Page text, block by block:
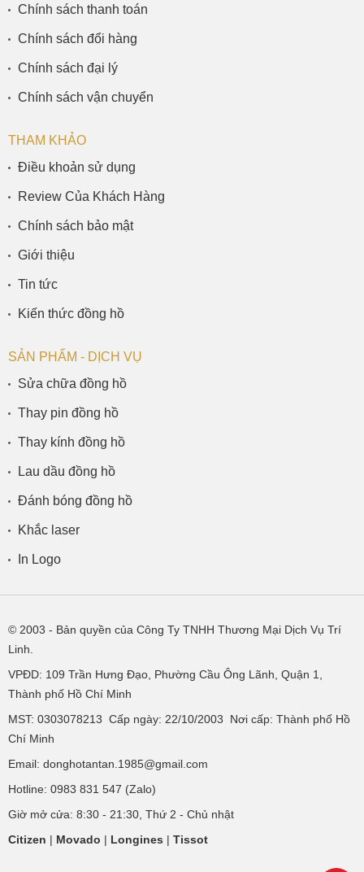
Chính sách thanh toán
Chính sách đổi hàng
Chính sách đại lý
Chính sách vận chuyển
THAM KHẢO
Điều khoản sử dụng
Review Của Khách Hàng
Chính sách bảo mật
Giới thiệu
Tin tức
Kiến thức đồng hồ
SẢN PHẨM - DỊCH VỤ
Sửa chữa đồng hồ
Thay pin đồng hồ
Thay kính đồng hồ
Lau dầu đồng hồ
Đánh bóng đồng hồ
Khắc laser
In Logo
© 2003 - Bản quyền của Công Ty TNHH Thương Mại Dịch Vụ Trí
Linh.
VPĐD: 109 Trần Hưng Đạo, Phường Cầu Ông Lãnh, Quận 1,
Thành phố Hồ Chí Minh
MST: 0303078213 Cấp ngày: 22/10/2003 Nơi cấp: Thành phố Hồ
Chí Minh
Email: donghotantan.1985@gmail.com
Hotline: 0983 831 547 (Zalo)
Giờ mở cửa: 8:30 - 21:30, Thứ 2 - Chủ nhật
Citizen | Movado | Longines | Tissot